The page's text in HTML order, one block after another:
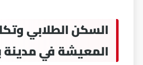
السكن الطلابي
المعيشة في مدينة